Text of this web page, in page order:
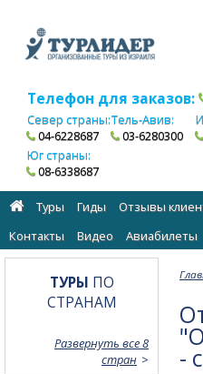
Телефон для заказов:
Север страны:
04-6228687
Тель-Авив:
03-6280300
Юг страны:
08-6338687
Туры Гиды Отзывы
Контакты
Видео Авиабилеты
-
ТУРЫ ПО
СТРАНАМ
Развернуть все 8
стран